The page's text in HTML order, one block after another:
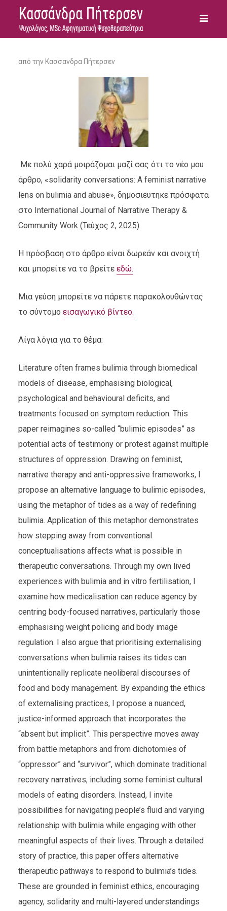
από την Κασσανδρα Πήτερσεν
Με πολύ χαρά μοιράζομαι μαζί σας ότι το νέο μου
άρθρο, «solidarity conversations: A feminist narrative
lens on bulimia and abuse», δημοσιευτηκε πρόσφατα
στο International Journal of Narrative Therapy &
Community Work (Τεύχος 2, 2025).
Η πρόσβαση στο άρθρο είναι δωρεάν και ανοιχτή
και μπορείτε να το βρείτε εδώ.
Μια γεύση μπορείτε να πάρετε παρακολουθώντας
το σύντομο εισαγωγικό βίντεο.
Λίγα λόγια για το θέμα:
Literature often frames bulimia through biomedical
models of disease, emphasising biological,
psychological and behavioural deficits, and
treatments focused on symptom reduction. This
paper reimagines so-called “bulimic episodes” as
potential acts of testimony or protest against multiple
structures of oppression. Drawing on feminist,
narrative therapy and anti-oppressive frameworks, I
propose an alternative language to bulimic episodes,
using the metaphor of tides as a way of redefining
bulimia. Application of this metaphor demonstrates
how stepping away from conventional
conceptualisations affects what is possible in
therapeutic conversations. Through my own lived
experiences with bulimia and in vitro fertilisation, I
examine how medicalisation can reduce agency by
centring body-focused narratives, particularly those
emphasising weight policing and body image
regulation. I also argue that prioritising externalising
conversations when bulimia raises its tides can
unintentionally replicate neoliberal discourses of
food and body management. By expanding the ethics
of externalising practices, I propose a nuanced,
justice-informed approach that incorporates the
“absent but implicit”. This perspective moves away
from battle metaphors and from dichotomies of
“oppressor” and “survivor”, which dominate traditional
recovery narratives, including some feminist cultural
models of eating disorders. Instead, I invite
possibilities for navigating people’s fluid and varying
relationship with bulimia while engaging with other
meaningful aspects of their lives. Through a detailed
story of practice, this paper offers alternative
therapeutic pathways to respond to bulimia’s tides.
These are grounded in feminist ethics, encouraging
agency, solidarity and multi-layered understandings